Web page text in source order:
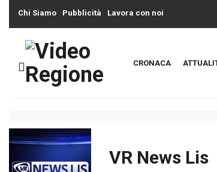
Chi Siamo Pubblicità Lavora con noi
CRONACA
VR News Lis